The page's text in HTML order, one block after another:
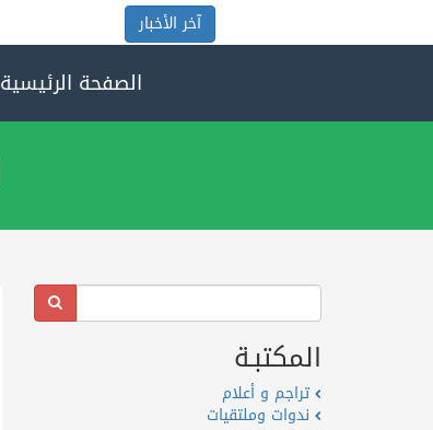
آخر الأخبار
الصفحة الرئيسية
المكتبـة
تراجم و أعلام
ندوات وملتقيات